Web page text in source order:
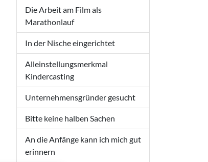
Die Arbeit am Film als
Marathonlauf
In der Nische eingerichtet
Alleinstellungsmerkmal
Kindercasting
Unternehmensgründer gesucht
Bitte keine halben Sachen
An die Anfänge kann ich mich gut
erinnern